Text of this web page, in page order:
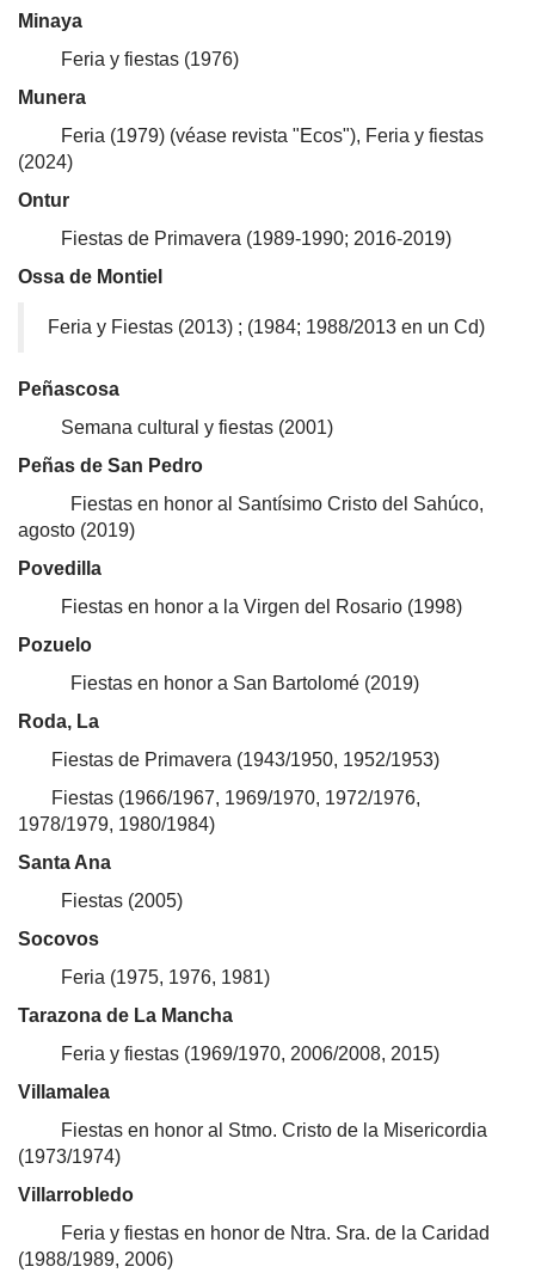
Minaya
Feria y fiestas (1976)
Munera
Feria (1979) (véase revista "Ecos"), Feria y fiestas
(2024)
Ontur
Fiestas de Primavera (1989-1990; 2016-2019)
Ossa de Montiel
Feria y Fiestas (2013) ; (1984; 1988/2013 en un Cd)
Peñascosa
Semana cultural y fiestas (2001)
Peñas de San Pedro
Fiestas en honor al Santísimo Cristo del Sahúco,
agosto (2019)
Povedilla
Fiestas en honor a la Virgen del Rosario (1998)
Pozuelo
Fiestas en honor a San Bartolomé (2019)
Roda, La
Fiestas de Primavera (1943/1950, 1952/1953)
Fiestas (1966/1967, 1969/1970, 1972/1976,
1978/1979, 1980/1984)
Santa Ana
Fiestas (2005)
Socovos
Feria (1975, 1976, 1981)
Tarazona de La Mancha
Feria y fiestas (1969/1970, 2006/2008, 2015)
Villamalea
Fiestas en honor al Stmo. Cristo de la Misericordia
(1973/1974)
Villarrobledo
Feria y fiestas en honor de Ntra. Sra. de la Caridad
(1988/1989, 2006)